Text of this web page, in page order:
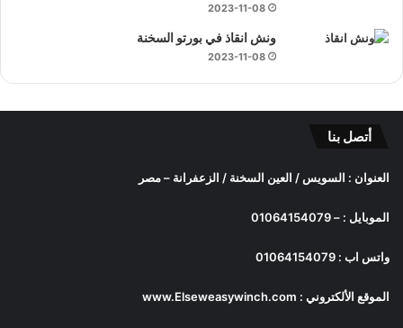
2023-11-08
ونش انقاذ في بورتو السخنة
2023-11-08
أتصل بنا
العنوان : السويس / العين السخنة / الزعفرانة – مصر
الموبايل : –
01064154079
واتس اب : 01064154079
الموقع الألكتروني : www.Elseweasywinch.com